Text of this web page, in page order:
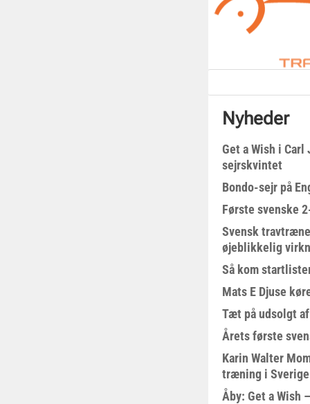
Nyheder
Get a Wish i Carl
sejrskvintet
Bondo-sejr på
Første svenske
Svensk
øjeblikkelig
Så kom
Mats E Djuse
Tæt på udsolgt
Årets første
Karin Walter
træning i Sverige
Åby: Get a Wish